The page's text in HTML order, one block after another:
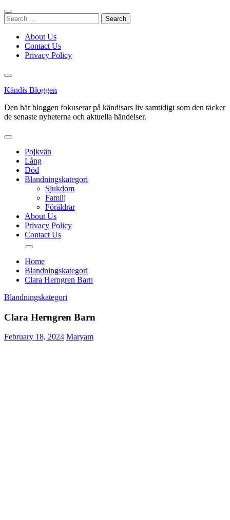
Skip
to
content
Search
for:
About Us
Contact Us
Privacy Policy
Kändis Bloggen
Den här bloggen fokuserar på kändisars liv samtidigt som den täcker
de senaste nyheterna och aktuella händelser.
Pojkvän
Lång
Död
Blandningskategori
Sjukdom
Familj
Föräldrar
About Us
Privacy Policy
Contact Us
Home
Blandningskategori
Clara Herngren Barn
Blandningskategori
Clara Herngren Barn
February 18, 2024 Maryam